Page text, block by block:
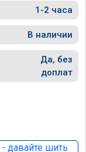
1-2 часа
В наличии
Да, без
доплат